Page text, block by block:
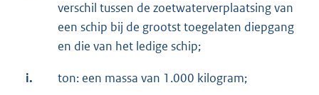
verschil tussen de zoetwaterverplaatsing van
een schip bij de grootst toegelaten diepgang
en die van het ledige schip;
i. ton: een massa van 1.000 kilogram;